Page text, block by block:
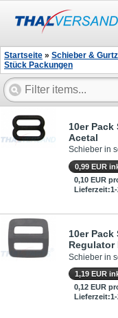
Startseite » Schieber &
Stück Packungen
10er Pack
Acetal
Schieber in
0,99 EUR
0,10 EUR
10er Pack
Schieber in
1,19 EUR
0,12 EUR